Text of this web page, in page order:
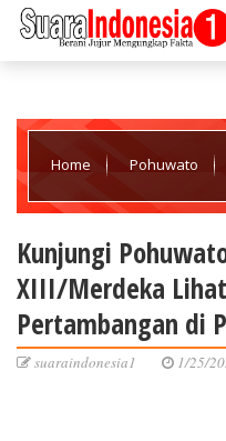
Home Pohuwato
Kunjungi
XIII/Merdeka
Pertambangan di
suaraindonesia1 1/25/